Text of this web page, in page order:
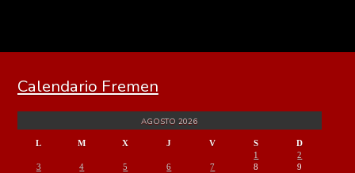
Calendario Fremen
AGOSTO 2026
L M X J V S
D
1
2
3
4 5 6 7 8
9